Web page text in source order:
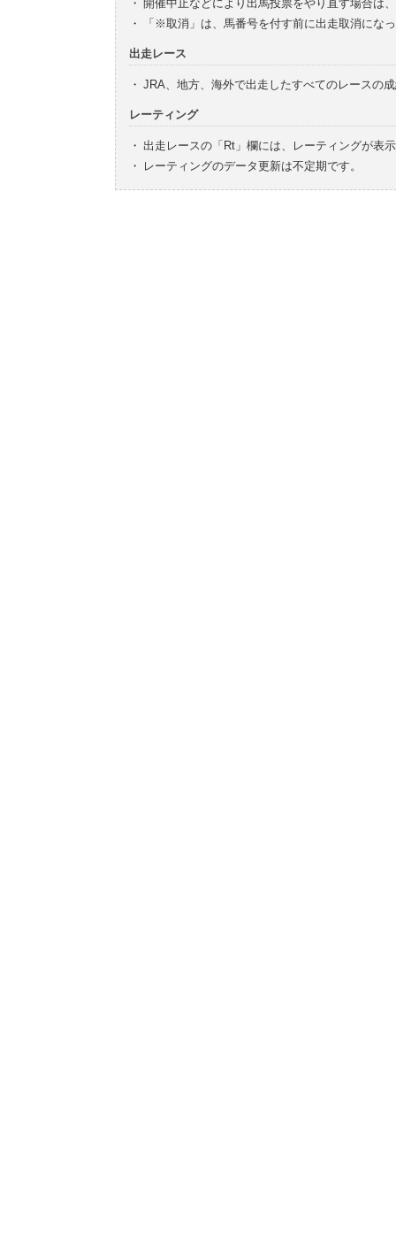
・ 開催中止などにより出馬投票をやり直す場合は
・
「※取消」は、馬番号を付す前に出走取消にな
出走レース
・ JRA、地方、海外で出走したすべてのレースの
レーティング
・ 出走レースの「Rt」欄には、レーティングが表
・
レーティングのデータ更新は不定期です。